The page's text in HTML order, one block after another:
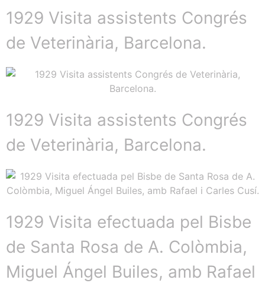
1929 Visita assistents Congrés
de Veterinària, Barcelona.
1929 Visita assistents Congrés
de Veterinària, Barcelona.
1929 Visita efectuada pel Bisbe
de Santa Rosa de A. Colòmbia,
Miguel Ángel Builes, amb Rafael